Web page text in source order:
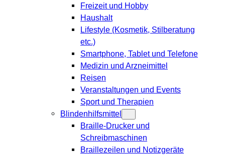
Freizeit und Hobby
Haushalt
Lifestyle (Kosmetik, Stilberatung
etc.)
Smartphone, Tablet und Telefone
Medizin und Arzneimittel
Reisen
Veranstaltungen und Events
Sport und Therapien
Blindenhilfsmittel
Braille-Drucker und
Schreibmaschinen
Braillezeilen und Notizgeräte